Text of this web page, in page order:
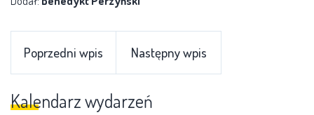
Poprzedni wpis Następny wpis
Kalendarz wydarzeń